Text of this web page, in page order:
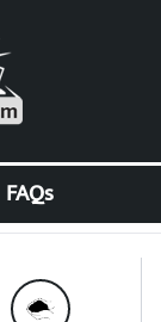
FAQs